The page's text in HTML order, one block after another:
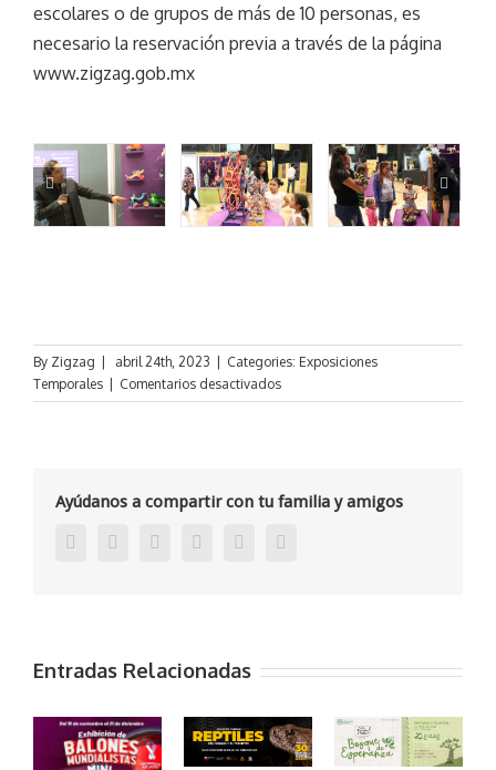
escolares o de grupos de más de 10 personas, es
necesario la reservación previa a través de la página
www.zigzag.gob.mx
By Zigzag abril 24th, 2023 Categories: Exposiciones
Temporales
Comentarios desactivadosen
Exposición
y
Ayúdanos a compartir con tu familia y amigos
FacebookTwitter LinkedinGoogle+Pinterest
Entradas Relacionadas